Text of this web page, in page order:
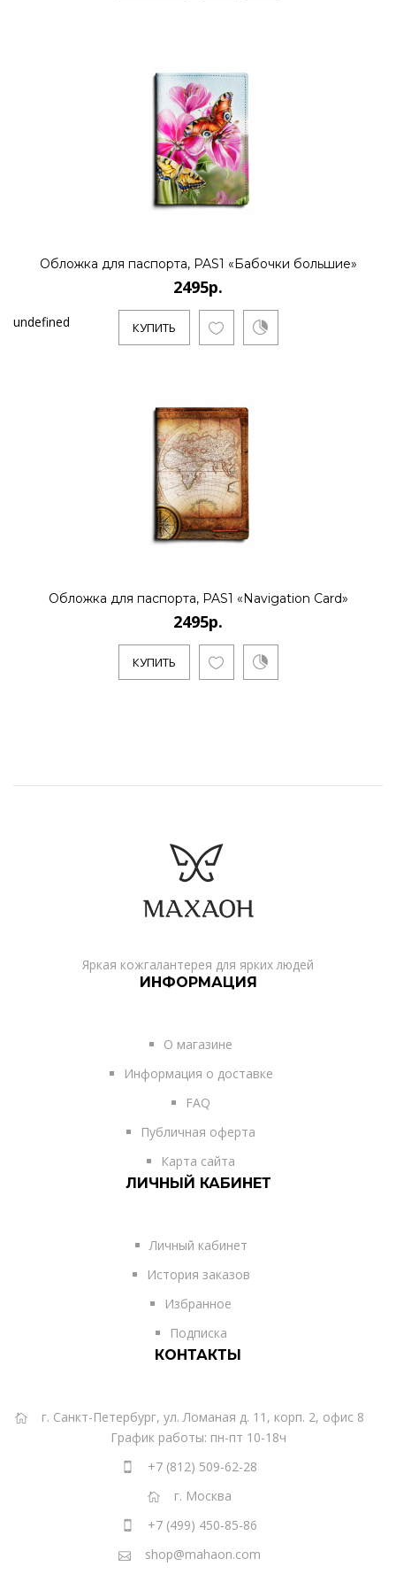
Обложка для паспорта, PAS1 «Бабочки большие»
2495р.
КУПИТЬ
undefined
Обложка для паспорта, PAS1 «Navigation Card»
2495р.
КУПИТЬ
Яркая кожгалантерея для ярких людей
ИНФОРМАЦИЯ
О магазине
Информация о доставке
FAQ
Публичная оферта
Карта сайта
ЛИЧНЫЙ КАБИНЕТ
Личный кабинет
История заказов
Избранное
Подписка
КОНТАКТЫ
г. Санкт-Петербург, ул. Ломаная д. 11, корп. 2, офис 8
График работы: пн-пт 10-18ч
+7 (812) 509-62-28
г. Москва
+7 (499) 450-85-86
shop@mahaon.com